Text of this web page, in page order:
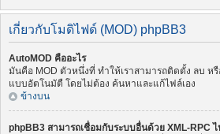
เกี่ยวกับโมดิไฟด์ (MOD) phpBB3
AutoMOD คืออะไร
มันคือ MOD ตัวหนึ่งที่ ทำให้เราสามารถติดตั้ง ลบ หรื
แบบอัตโนมัตื โดยไม่ต้อง ค้นหาและแก้ไฟล์เอง
ข้างบน
phpBB3 สามารถเชื่อมกับระบบอื่นด้วย XML-RPC